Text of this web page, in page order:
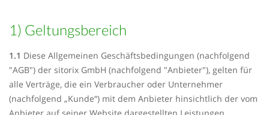
1) Geltungsbereich
1.1 Diese Allgemeinen Geschäftsbedingungen (nachfolgend
"AGB") der sitorix GmbH (nachfolgend "Anbieter"), gelten für
alle Verträge, die ein Verbraucher oder Unternehmer
(nachfolgend „Kunde“) mit dem Anbieter hinsichtlich der vom
Anbieter auf seiner Website dargestellten Leistungen